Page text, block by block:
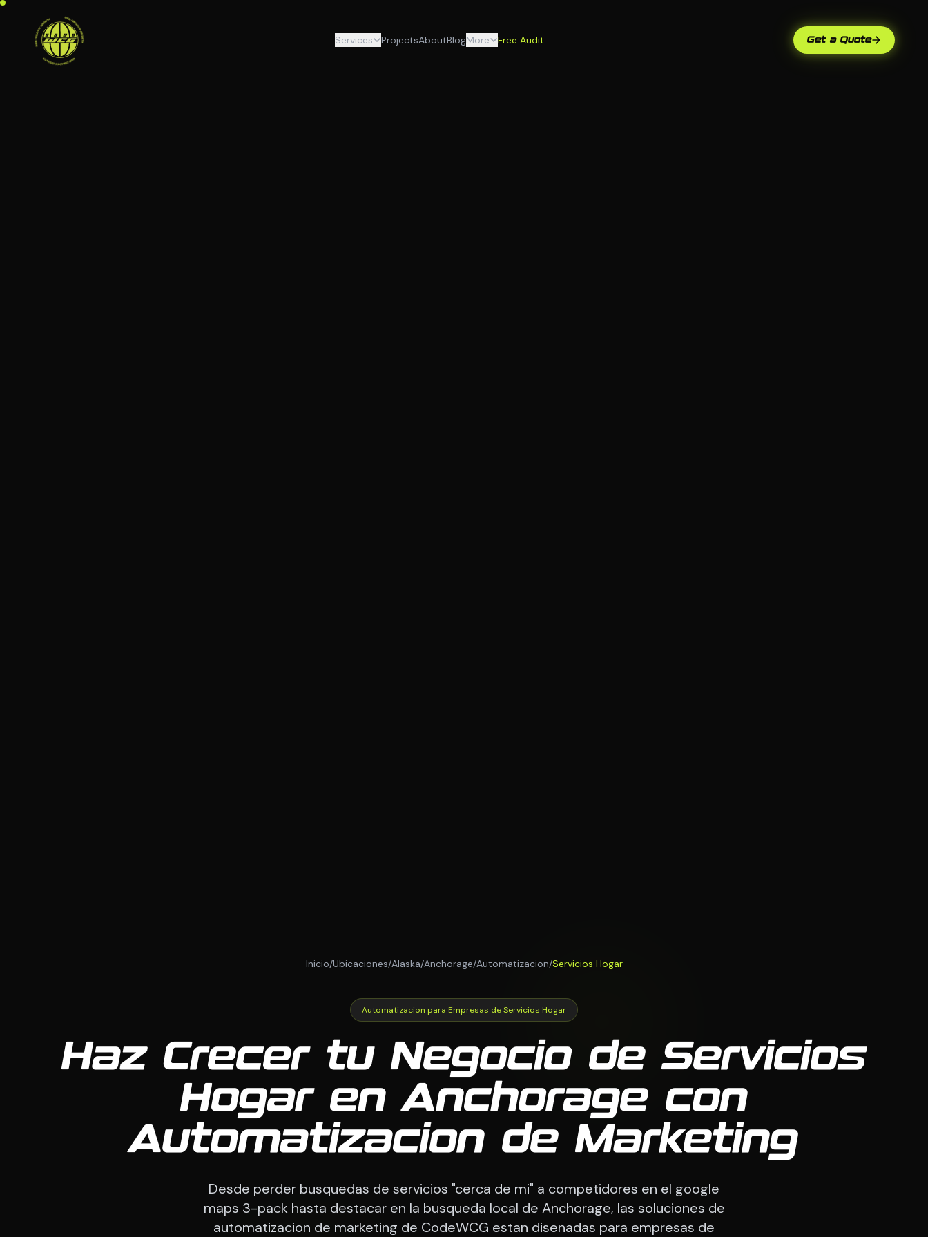
Services ProjectsAboutBlogMore Free Audit Get a Quote
Inicio/Ubicaciones/Alaska/Anchorage/Automatizacion/Servicios Hogar
Automatizacion para Empresas de Servicios Hogar
Haz Crecer tu Negocio de Servicios
Hogar en Anchorage con
Automatizacion de Marketing
Desde perder busquedas de servicios "cerca de mi" a competidores en el google
maps 3-pack hasta destacar en la busqueda local de Anchorage, las soluciones de
automatizacion de marketing de CodeWCG estan disenadas para empresas de